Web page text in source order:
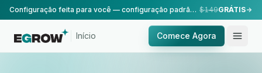
Configuração feita para você — configuração padrão, realizada pela nossa equipe. $149GRÁTIS
Início Comece Agora